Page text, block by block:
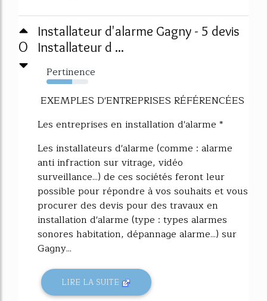
0
Installateur d'alarme Gagny - 5 devis
Installateur d ...
Pertinence
62%
EXEMPLES D'ENTREPRISES RÉFÉRENCÉES
Les entreprises en installation d'alarme *
Les installateurs d'alarme (comme : alarme
anti infraction sur vitrage, vidéo
surveillance...) de ces sociétés feront leur
possible pour répondre à vos souhaits et vous
procurer des devis pour des travaux en
installation d'alarme (type : types alarmes
sonores habitation, dépannage alarme...) sur
Gagny...
LIRE LA SUITE